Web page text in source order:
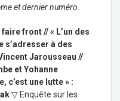
et dernier numéro.
front // « L’un des
s’adresser à des
Jarousseau //
et Yohanne
c’est une lutte » :
▽ Enquête sur les